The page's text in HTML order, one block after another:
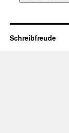
Schreibfreude